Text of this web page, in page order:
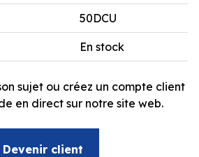
50DCU
En stock
sujet ou créez un compte client
en direct sur notre site web.
Devenir client